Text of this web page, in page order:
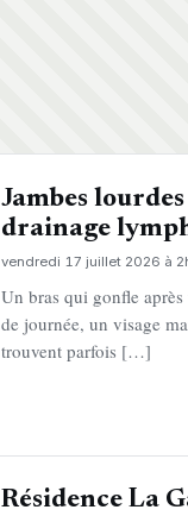
Jambes
drainage
vendredi 17 juillet 2026 à
Un bras qui gonfle
de journée, un visage
trouvent parfois […]
Résidence La